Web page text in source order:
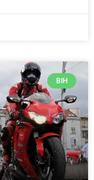
BIH